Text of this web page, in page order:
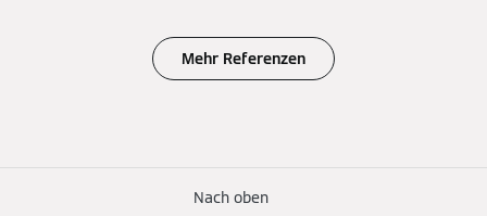
Mehr Referenzen
Nach oben